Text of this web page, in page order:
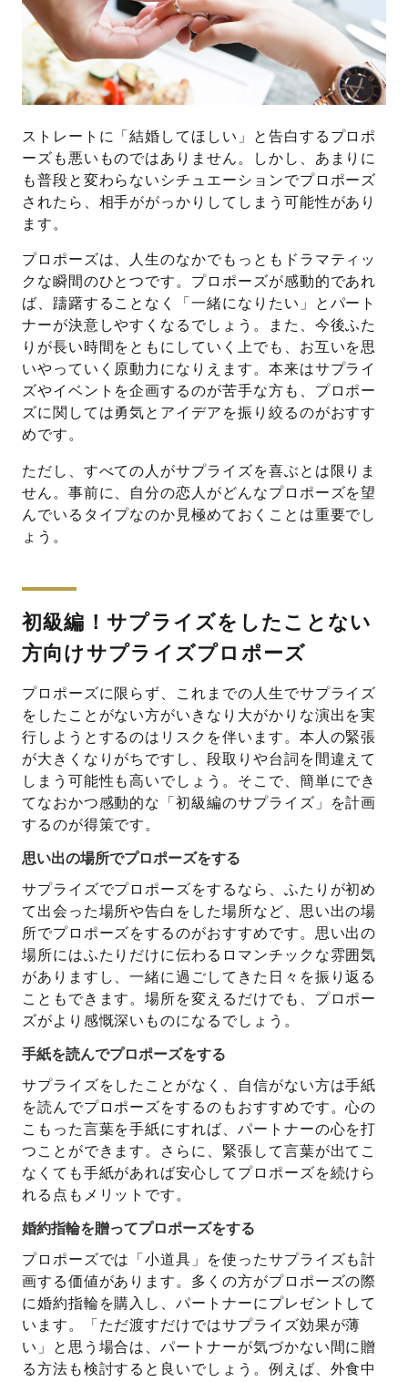
ストレートに「結婚してほしい」と告白するプロポ
ーズも悪いものではありません。しかし、あまりに
も普段と変わらないシチュエーションでプロポーズ
されたら、相手ががっかりしてしまう可能性があり
ます。
プロポーズは、人生のなかでもっともドラマティッ
クな瞬間のひとつです。プロポーズが感動的であれ
ば、躊躇することなく「一緒になりたい」とパート
ナーが決意しやすくなるでしょう。また、今後ふた
りが長い時間をともにしていく上でも、お互いを思
いやっていく原動力になりえます。本来はサプライ
ズやイベントを企画するのが苦手な方も、プロポー
ズに関しては勇気とアイデアを振り絞るのがおすす
めです。
ただし、すべての人がサプライズを喜ぶとは限りま
せん。事前に、自分の恋人がどんなプロポーズを望
んでいるタイプなのか見極めておくことは重要でし
ょう。
初級編！サプライズをしたことない
方向けサプライズプロポーズ
プロポーズに限らず、これまでの人生でサプライズ
をしたことがない方がいきなり大がかりな演出を実
行しようとするのはリスクを伴います。本人の緊張
が大きくなりがちですし、段取りや台詞を間違えて
しまう可能性も高いでしょう。そこで、簡単にでき
てなおかつ感動的な「初級編のサプライズ」を計画
するのが得策です。
思い出の場所でプロポーズをする
サプライズでプロポーズをするなら、ふたりが初め
て出会った場所や告白をした場所など、思い出の場
所でプロポーズをするのがおすすめです。思い出の
場所にはふたりだけに伝わるロマンチックな雰囲気
がありますし、一緒に過ごしてきた日々を振り返る
こともできます。場所を変えるだけでも、プロポー
ズがより感慨深いものになるでしょう。
手紙を読んでプロポーズをする
サプライズをしたことがなく、自信がない方は手紙
を読んでプロポーズをするのもおすすめです。心の
こもった言葉を手紙にすれば、パートナーの心を打
つことができます。さらに、緊張して言葉が出てこ
なくても手紙があれば安心してプロポーズを続けら
れる点もメリットです。
婚約指輪を贈ってプロポーズをする
プロポーズでは「小道具」を使ったサプライズも計
画する価値があります。多くの方がプロポーズの際
に婚約指輪を購入し、パートナーにプレゼントして
います。「ただ渡すだけではサプライズ効果が薄
い」と思う場合は、パートナーが気づかない間に贈
る方法も検討すると良いでしょう。例えば、外食中